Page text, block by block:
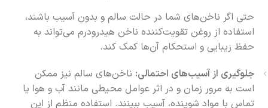
حتی اگر ناخن‌های شما در حالت سالم و بدون آسیب باشند،
استفاده از روغن تقویت‌کننده ناخن هیدرودرم می‌تواند به
حفظ زیبایی و استحکام آن‌ها کمک کند.
جلوگیری از آسیب‌های احتمالی: ناخن‌های سالم نیز ممکن
است به مرور زمان و در اثر عوامل محیطی مانند آب و هوا یا
تماس با مواد شوینده، آسیب ببینند. استفاده منظم از این